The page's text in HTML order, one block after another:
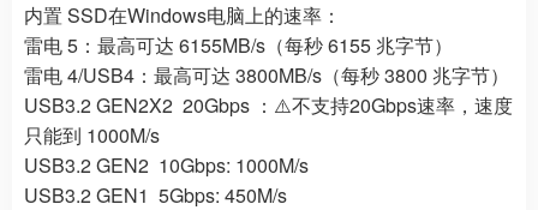
内置 SSD在Windows电脑上的速率：
雷电 5：最高可达 6155MB/s（每秒 6155 兆字节）
雷电 4/USB4：最高可达 3800MB/s（每秒 3800 兆字节）
USB3.2 GEN2X2 20Gbps ：⚠️不支持20Gbps速率，速度
只能到 1000M/s
USB3.2 GEN2 10Gbps: 1000M/s
USB3.2 GEN1 5Gbps: 450M/s